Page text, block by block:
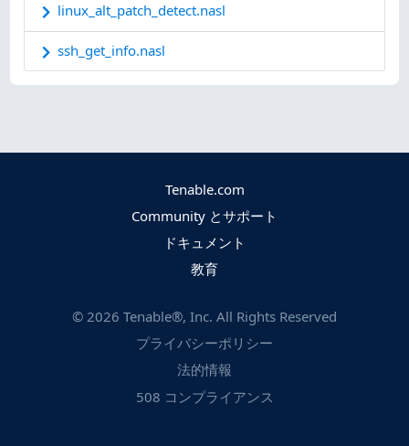
linux_alt_patch_detect.nasl
ssh_get_info.nasl
Tenable.com
Community とサポート
ドキュメント
教育
© 2026 Tenable®, Inc. All Rights Reserved
プライバシーポリシー
法的情報
508 コンプライアンス